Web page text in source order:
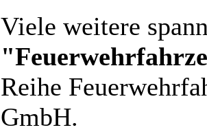
Viele weitere
Reihe
GmbH.